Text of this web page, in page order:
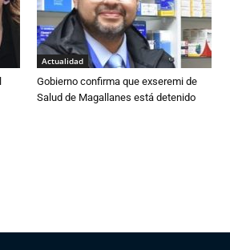
Actualidad
Gobierno confirma que exseremi de
Salud de Magallanes está detenido